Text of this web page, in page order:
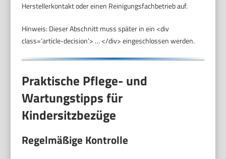
Herstellerkontakt oder einen Reinigungsfachbetrieb auf.
Hinweis: Dieser Abschnitt muss später in ein <div
class=’article-decision‘> … </div> eingeschlossen werden.
Praktische Pflege- und
Wartungstipps für
Kindersitzbezüge
Regelmäßige Kontrolle